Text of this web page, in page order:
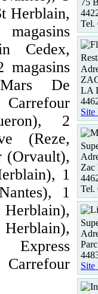
Herblain,
Cedex,
magasins
De
2
(Reze,
(Orvault),
1
1
Herblain),
Herblain),
Express
75
Tel.
LA
Site
Zac
Tel.
Site